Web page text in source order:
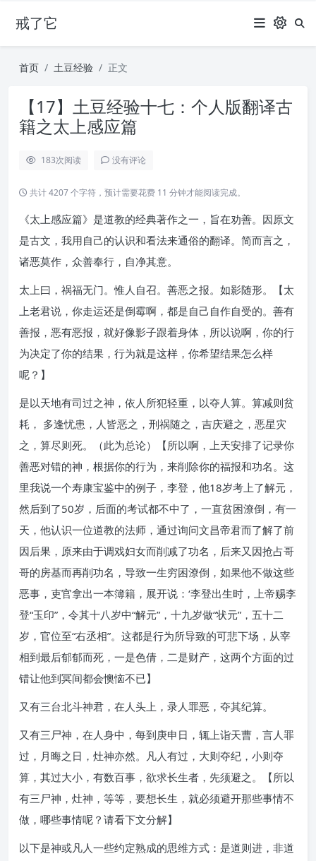
戒了它
首页 土豆经验 正文
【17】土豆经验十七：个人版翻译古
籍之太上感应篇
183次阅读 没有评论
共计 4207 个字符，预计需要花费 11 分钟才能阅读完成。
《太上感应篇》是道教的经典著作之一，旨在劝善。因原文
是古文，我用自己的认识和看法来通俗的翻译。简而言之，
诸恶莫作，众善奉行，自净其意。
太上曰，祸福无门。惟人自召。善恶之报。如影随形。【太
上老君说，你走运还是倒霉啊，都是自己自作自受的。善有
善报，恶有恶报，就好像影子跟着身体，所以说啊，你的行
为决定了你的结果，行为就是这样，你希望结果怎么样
呢？】
是以天地有司过之神，依人所犯轻重，以夺人算。算减则贫
耗， 多逢忧患，人皆恶之，刑祸随之，吉庆避之，恶星灾
之，算尽则死。（此为总论）【所以啊，上天安排了记录你
善恶对错的神，根据你的行为，来削除你的福报和功名。这
里我说一个寿康宝鉴中的例子，李登，他18岁考上了解元，
然后到了50岁，后面的考试都不中了，一直贫困潦倒，有一
天，他认识一位道教的法师，通过询问文昌帝君而了解了前
因后果，原来由于调戏妇女而削减了功名，后来又因抢占哥
哥的房基而再削功名，导致一生穷困潦倒，如果他不做这些
恶事，吏官拿出一本簿籍，展开说：‘李登出生时，上帝赐李
登“玉印”，令其十八岁中“解元”，十九岁做“状元”，五十二
岁，官位至“右丞相”。这都是行为所导致的可悲下场，从宰
相到最后郁郁而死，一是色倩，二是财产，这两个方面的过
错让他到冥间都会懊恼不已】
又有三台北斗神君，在人头上，录人罪恶，夺其纪算。
又有三尸神，在人身中，每到庚申日，辄上诣天曹，言人罪
过，月晦之日，灶神亦然。凡人有过，大则夺纪，小则夺
算，其过大小，有数百事，欲求长生者，先须避之。【所以
有三尸神，灶神，等等，要想长生，就必须避开那些事情不
做，哪些事情呢？请看下文分解】
以下是神或凡人一些约定熟成的思维方式：是道则进，非道